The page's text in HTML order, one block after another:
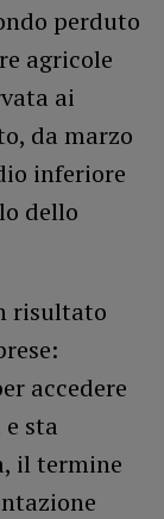
perduto
agricole
ai
da marzo
inferiore
dello
risultato
accedere
sta
il termine